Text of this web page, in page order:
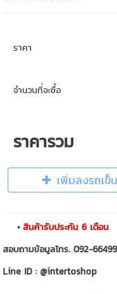
ราคา
จำนวนที่จะซื้อ
ราคารวม
เพิ่มลงรถเข็น
สินค้ารับประกัน 6 เดือน
สอบถามข้อมูลโทร. 092-
Line ID : @intertoshop